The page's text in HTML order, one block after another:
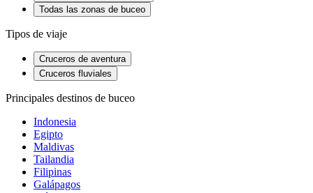
Todas las zonas de buceo
Tipos de viaje
Cruceros de aventura
Cruceros fluviales
Principales destinos de buceo
Indonesia
Egipto
Maldivas
Tailandia
Filipinas
Galápagos